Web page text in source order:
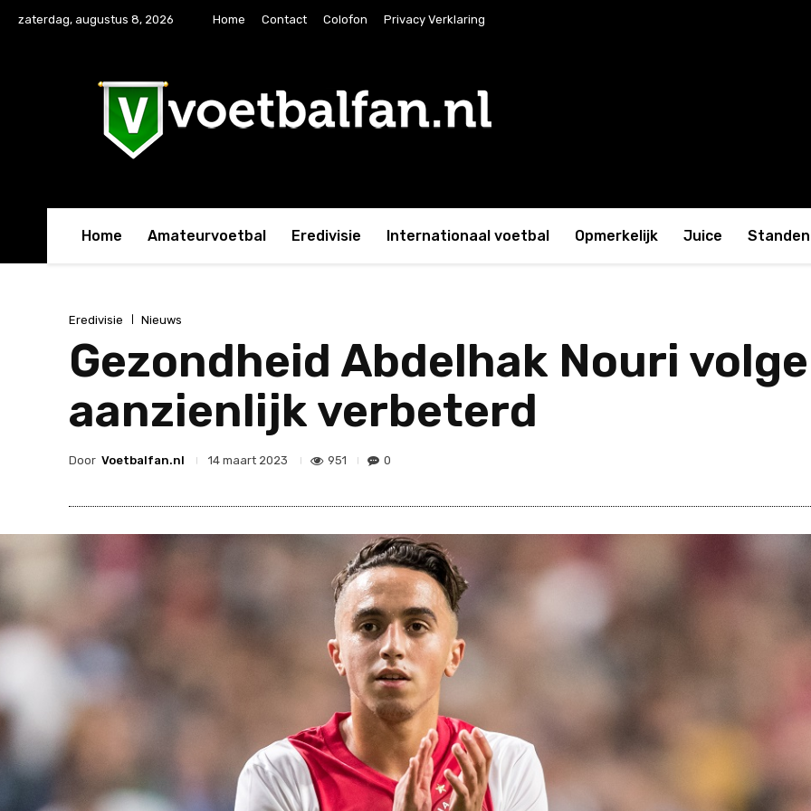
zaterdag, augustus 8, 2026 Home Contact Colofon Privacy Verklaring
Home Amateurvoetbal Eredivisie Internationaal voetbal Opmerkelijk Juice
Eredivisie Nieuws
Gezondheid Abdelhak Nouri
aanzienlijk verbeterd
Door Voetbalfan.nl 14 maart 2023 951 0